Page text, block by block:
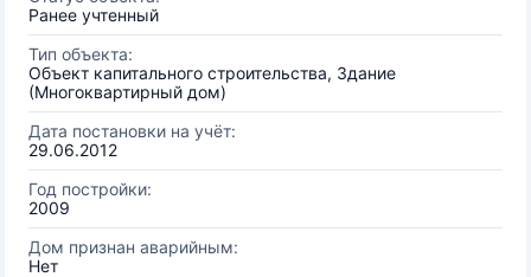
Ранее учтенный
Тип объекта:
Объект капитального строительства, Здание
(Многоквартирный дом)
Дата постановки на учёт:
29.06.2012
Год постройки:
2009
Дом признан аварийным:
Нет